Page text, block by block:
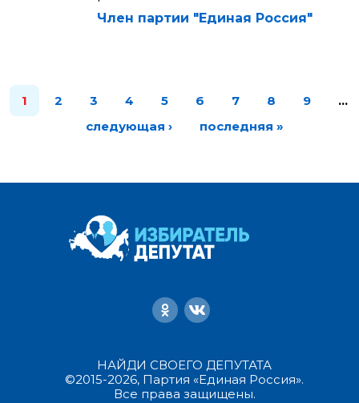
Член партии "Единая Россия"
1 2 3 4 5 6 7 8 9
…
следующая ›
последняя »
НАЙДИ СВОЕГО ДЕПУТАТА
©2015-2026, Партия «Единая Россия».
Все права защищены.